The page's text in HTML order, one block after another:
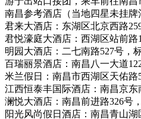
南昌参考酒店（当地四星未挂牌
君来大酒店：东湖区北京西路
君悦濠庭大酒店：西湖区站前路
明园大酒店：二七南路527号，
百瑞丽景酒店：南昌八一大道
米兰假日：南昌市西湖区天佑路
江西恒泰丰国际酒店：南昌京东
澜悦大酒店：南昌前进路326号
阳光风尚假日酒店：南昌青山